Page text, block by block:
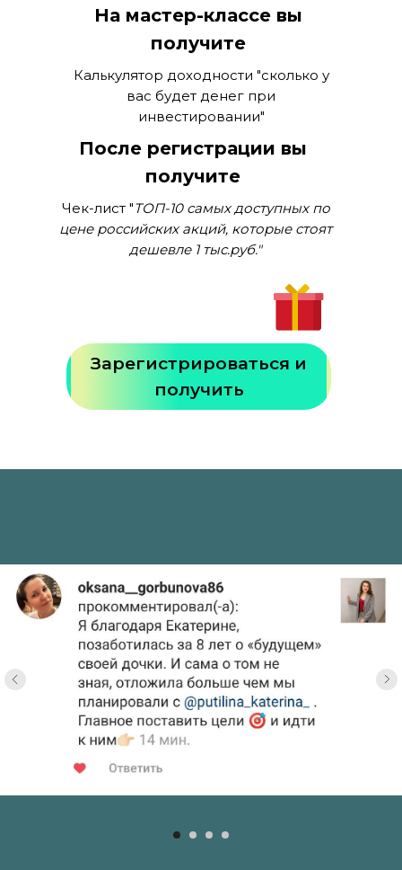
Калькулятор доходности "сколько у
вас будет денег при
инвестировании"
Зарегистрироваться и
получить
После регистрации вы
получите
Чек-лист "ТОП-10 самых доступных по
цене российских акций, которые стоят
дешевле 1 тыс.руб."
На мастер-классе вы
получите